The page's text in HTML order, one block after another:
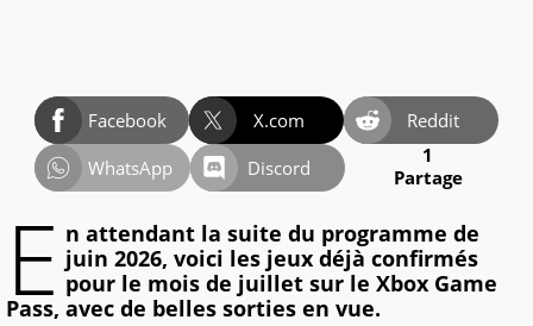
Facebook X.com
Reddit
WhatsApp
Discord
1
Partage
E n attendant la suite du programme de
juin 2026, voici les jeux déjà confirmés
pour le mois de juillet sur le Xbox Game
Pass, avec de belles sorties en vue.